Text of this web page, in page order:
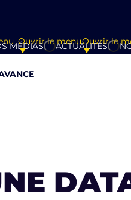
MÉDIAS
Ouvrir le menuACTUALITÉS
Ouvrir le